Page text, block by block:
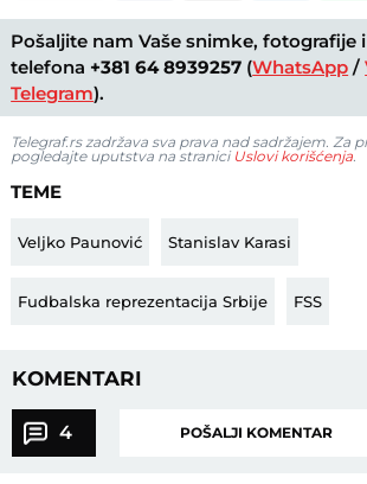
Pošaljite nam Vaše snimke, fotografije
telefona +381 64 8939257 (WhatsApp /
Telegram).
Telegraf.rs zadržava sva prava nad sadržajem. Za
pogledajte uputstva na stranici Uslovi korišćenja.
TEME
Veljko Paunović Stanislav Karasi
Fudbalska reprezentacija Srbije FSS
KOMENTARI
4 POŠALJI KOMENTAR